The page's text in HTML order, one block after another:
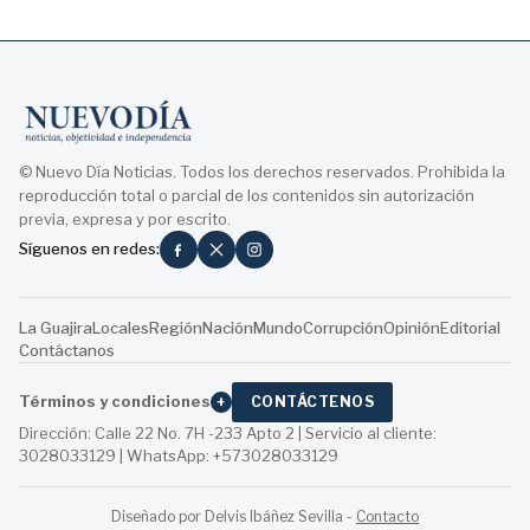
© Nuevo Día Noticias. Todos los derechos reservados. Prohibida la
reproducción total o parcial de los contenidos sin autorización
previa, expresa y por escrito.
Síguenos en redes:
La GuajiraLocalesRegiónNaciónMundoCorrupciónOpiniónEditorial
Contáctanos
Términos y condiciones + CONTÁCTENOS
Dirección: Calle 22 No. 7H -233 Apto 2 | Servicio al cliente:
3028033129 | WhatsApp: +573028033129
Diseñado por Delvis Ibáñez Sevilla - Contacto